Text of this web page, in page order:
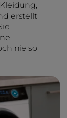
erstellt
nie so